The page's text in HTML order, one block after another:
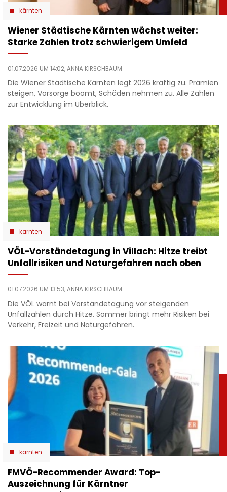
kärnten
Wiener Städtische Kärnten wächst weiter:
Starke Zahlen trotz schwierigem Umfeld
01.07.2026 UM 14:02,ANNA KIRSCHBAUM
Die Wiener Städtische Kärnten legt 2026 kräftig zu. Prämien
steigen, Vorsorge boomt, Schäden nehmen zu. Alle Zahlen
zur Entwicklung im Überblick.
kärnten
VÖL-Vorständetagung in Villach: Hitze treibt
Unfallrisiken und Naturgefahren nach oben
01.07.2026 UM 13:53,ANNA KIRSCHBAUM
Die VÖL warnt bei Vorständetagung vor steigenden
Unfallzahlen durch Hitze. Sommer bringt mehr Risiken bei
Verkehr, Freizeit und Naturgefahren.
kärnten
​FMVÖ-Recommender Award: Top-
Auszeichnung für Kärntner